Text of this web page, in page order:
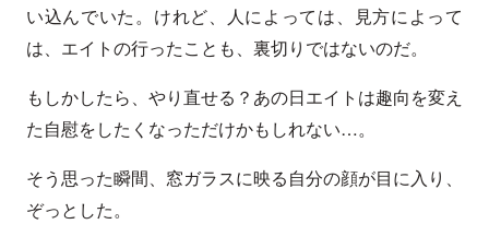
い込んでいた。けれど、人によっては、見方によって
は、エイトの行ったことも、裏切りではないのだ。
もしかしたら、やり直せる？あの日エイトは趣向を変え
た自慰をしたくなっただけかもしれない…。
そう思った瞬間、窓ガラスに映る自分の顔が目に入り、
ぞっとした。